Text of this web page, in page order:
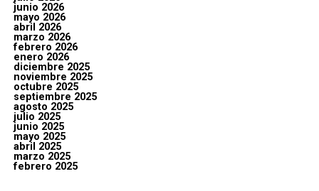
junio 2026
mayo 2026
abril 2026
marzo 2026
febrero 2026
enero 2026
diciembre 2025
noviembre 2025
octubre 2025
septiembre 2025
agosto 2025
julio 2025
junio 2025
mayo 2025
abril 2025
marzo 2025
febrero 2025